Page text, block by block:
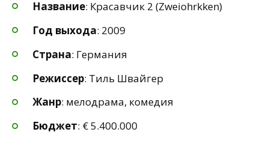
Название: Красавчик 2 (Zweiohrkken)
Год выхода: 2009
Страна: Германия
Режиссер: Тиль Швайгер
Жанр: мелодрама, комедия
Бюджет: € 5.400.000